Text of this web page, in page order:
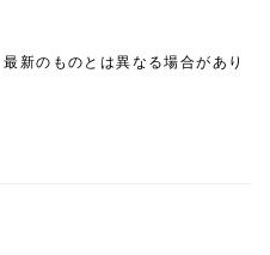
新のものとは異なる場合があり